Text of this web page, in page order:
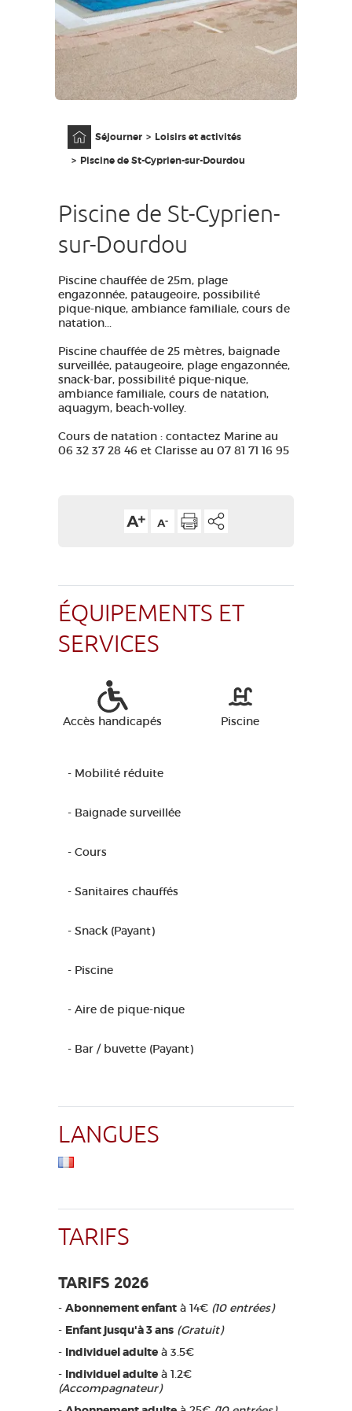
MA SÉLECTION
FR
Séjourner
Loisirs et activités
Piscine de St-Cyprien-sur-Dourdou
Piscine de St-Cyprien-
sur-Dourdou
Piscine chauffée de 25m, plage
engazonnée, pataugeoire, possibilité
pique-nique, ambiance familiale, cours de
natation...
Piscine chauffée de 25 mètres, baignade
surveillée, pataugeoire, plage engazonnée,
snack-bar, possibilité pique-nique,
ambiance familiale, cours de natation,
aquagym, beach-volley.
Cours de natation : contactez Marine au
06 32 37 28 46 et Clarisse au 07 81 71 16 95
ÉQUIPEMENTS ET
SERVICES
Accès handicapés Piscine
- Mobilité réduite
- Baignade surveillée
- Cours
- Sanitaires chauffés
- Snack (Payant)
- Piscine
- Aire de pique-nique
- Bar / buvette (Payant)
LANGUES
TARIFS
TARIFS 2026
- Abonnement enfant à 14€ (10 entrées)
- Enfant jusqu'à 3 ans (Gratuit)
- Individuel adulte à 3.5€
- Individuel adulte à 1.2€
(Accompagnateur)